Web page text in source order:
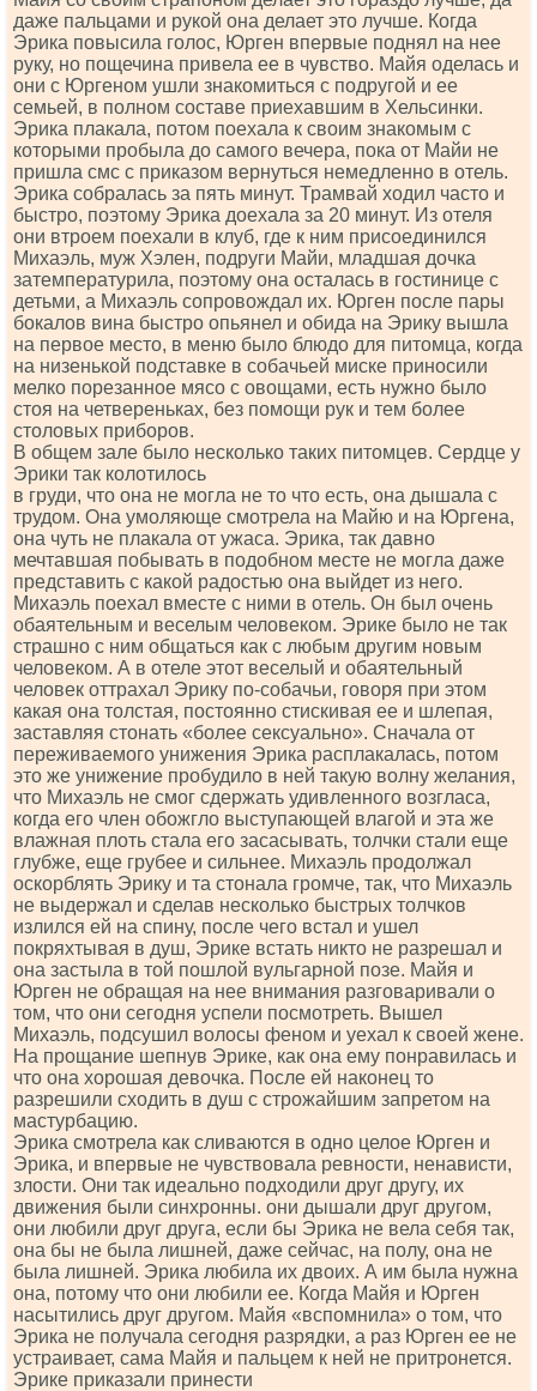
даже пальцами и рукой она делает это лучше. Когда
Эрика повысила голос, Юрген впервые поднял на нее
руку, но пощечина привела ее в чувство. Майя оделась и
они с Юргеном ушли знакомиться с подругой и ее
семьей, в полном составе приехавшим в Хельсинки.
Эрика плакала, потом поехала к своим знакомым с
которыми пробыла до самого вечера, пока от Майи не
пришла смс с приказом вернуться немедленно в отель.
Эрика собралась за пять минут. Трамвай ходил часто и
быстро, поэтому Эрика доехала за 20 минут. Из отеля
они втроем поехали в клуб, где к ним присоединился
Михаэль, муж Хэлен, подруги Майи, младшая дочка
затемпературила, поэтому она осталась в гостинице с
детьми, а Михаэль сопровождал их. Юрген после пары
бокалов вина быстро опьянел и обида на Эрику вышла
на первое место, в меню было блюдо для питомца, когда
на низенькой подставке в собачьей миске приносили
мелко порезанное мясо с овощами, есть нужно было
стоя на четвереньках, без помощи рук и тем более
столовых приборов.
В общем зале было несколько таких питомцев. Сердце у
Эрики так колотилось
в груди, что она не могла не то что есть, она дышала с
трудом. Она умоляюще смотрела на Майю и на Юргена,
она чуть не плакала от ужаса. Эрика, так давно
мечтавшая побывать в подобном месте не могла даже
представить с какой радостью она выйдет из него.
Михаэль поехал вместе с ними в отель. Он был очень
обаятельным и веселым человеком. Эрике было не так
страшно с ним общаться как с любым другим новым
человеком. А в отеле этот веселый и обаятельный
человек оттрахал Эрику по-собачьи, говоря при этом
какая она толстая, постоянно стискивая ее и шлепая,
заставляя стонать «более сексуально». Сначала от
переживаемого унижения Эрика расплакалась, потом
это же унижение пробудило в ней такую волну желания,
что Михаэль не смог сдержать удивленного возгласа,
когда его член обожгло выступающей влагой и эта же
влажная плоть стала его засасывать, толчки стали еще
глубже, еще грубее и сильнее. Михаэль продолжал
оскорблять Эрику и та стонала громче, так, что Михаэль
не выдержал и сделав несколько быстрых толчков
излился ей на спину, после чего встал и ушел
покряхтывая в душ, Эрике встать никто не разрешал и
она застыла в той пошлой вульгарной позе. Майя и
Юрген не обращая на нее внимания разговаривали о
том, что они сегодня успели посмотреть. Вышел
Михаэль, подсушил волосы феном и уехал к своей жене.
На прощание шепнув Эрике, как она ему понравилась и
что она хорошая девочка. После ей наконец то
разрешили сходить в душ с строжайшим запретом на
мастурбацию.
Эрика смотрела как сливаются в одно целое Юрген и
Эрика, и впервые не чувствовала ревности, ненависти,
злости. Они так идеально подходили друг другу, их
движения были синхронны. они дышали друг другом,
они любили друг друга, если бы Эрика не вела себя так,
она бы не была лишней, даже сейчас, на полу, она не
была лишней. Эрика любила их двоих. А им была нужна
она, потому что они любили ее. Когда Майя и Юрген
насытились друг другом. Майя «вспомнила» о том, что
Эрика не получала сегодня разрядки, а раз Юрген ее не
устраивает, сама Майя и пальцем к ней не притронется.
Эрике приказали принести